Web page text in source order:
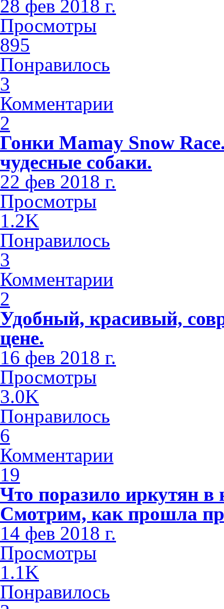
28 фев 2018 г.
Просмотры
895
Понравилось
3
Комментарии
2
Гонки Mamay Snow
чудесные собаки.
22 фев 2018 г.
Просмотры
1.2K
Понравилось
3
Комментарии
2
Удобный, красивый,
цене.
16 фев 2018 г.
Просмотры
3.0K
Понравилось
6
Комментарии
19
Что поразило иркутян
Смотрим, как прошла
14 фев 2018 г.
Просмотры
1.1K
Понравилось